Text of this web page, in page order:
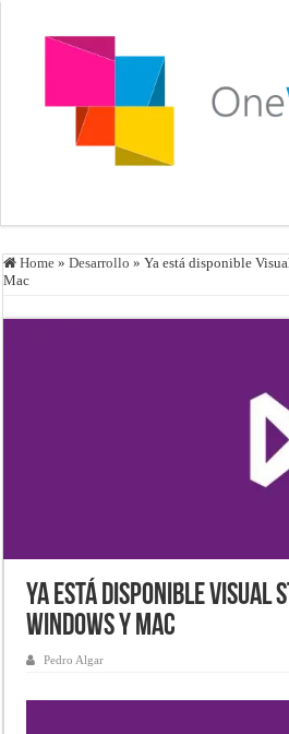
Home » Desarrollo » Ya está disponible
Mac
Ya está disponible Visual
Windows y Mac
Pedro Algar